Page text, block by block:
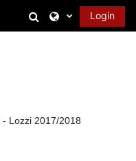
Attiva/disattiva
Login
Lozzi 2017/2018